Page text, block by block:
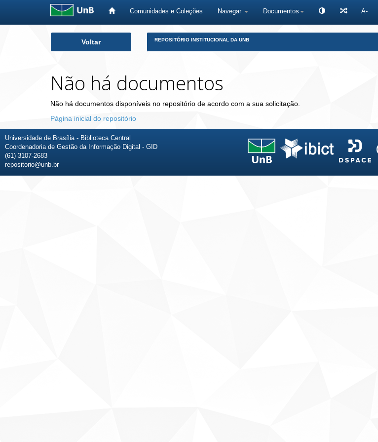
Comunidades e Coleções Navegar Documentos A-
Voltar REPOSITÓRIO INSTITUCIONAL DA UNB
Não há documentos
Não há documentos disponíveis no repositório de acordo com a sua solicitação.
Página inicial do repositório
Universidade de Brasília - Biblioteca Central
Coordenadoria de Gestão da Informação Digital - GID
(61) 3107-2683
repositorio@unb.br